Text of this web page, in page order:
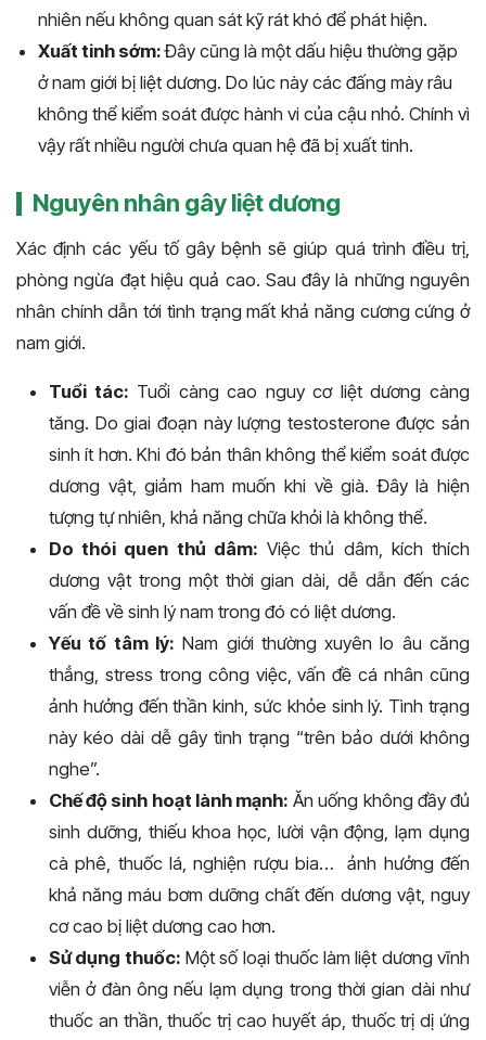
nhiên nếu không quan sát kỹ rát khó để phát hiện.
Xuất tinh sớm:Đây cũng là một dấu hiệu thường gặp
ở nam giới bị liệt dương. Do lúc này các đấng mày râu
không thể kiểm soát được hành vi của cậu nhỏ. Chính vì
vậy rất nhiều người chưa quan hệ đã bị xuất tinh.
Nguyên nhân gây liệt dương
Xác định các yếu tố gây bệnh sẽ giúp quá trình điều trị,
phòng ngừa đạt hiệu quả cao. Sau đây là những nguyên
nhân chính dẫn tới tình trạng mất khả năng cương cứng ở
nam giới.
Tuổi tác: Tuổi càng cao nguy cơ liệt dương càng
tăng. Do giai đoạn này lượng testosterone được sản
sinh ít hơn. Khi đó bản thân không thể kiểm soát được
dương vật, giảm ham muốn khi về già. Đây là hiện
tượng tự nhiên, khả năng chữa khỏi là không thể.
Do thói quen thủ dâm: Việc thủ dâm, kích thích
dương vật trong một thời gian dài, dễ dẫn đến các
vấn đề về sinh lý nam trong đó có liệt dương.
Yếu tố tâm lý: Nam giới thường xuyên lo âu căng
thẳng, stress trong công việc, vấn đề cá nhân cũng
ảnh hưởng đến thần kinh, sức khỏe sinh lý. Tình trạng
này kéo dài dễ gây tình trạng “trên bảo dưới không
nghe”.
Chế độ sinh hoạt lành mạnh: Ăn uống không đầy đủ
sinh dưỡng, thiếu khoa học, lười vận động, lạm dụng
cà phê, thuốc lá, nghiện rượu bia… ảnh hưởng đến
khả năng máu bơm dưỡng chất đến dương vật, nguy
cơ cao bị liệt dương cao hơn.
Sử dụng thuốc: Một số loại thuốc làm liệt dương vĩnh
viễn ở đàn ông nếu lạm dụng trong thời gian dài như
thuốc an thần, thuốc trị cao huyết áp, thuốc trị dị ứng